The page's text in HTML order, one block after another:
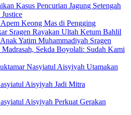
Kasus Pencurian Jagung Setengah
Keong Mas di Pengging
Sragen Rayakan Ultah Ketum Bahlil
Yatim Muhammadiyah Sragen
Sekda Boyolali: Sudah Kami
Nasyiatul Aisyiyah Utamakan
Aisyiyah Jadi Mitra
Aisyiyah Perkuat Gerakan